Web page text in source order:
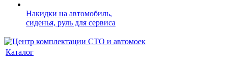
Накидки на автомобиль,
сиденья, руль для сервиса
Каталог